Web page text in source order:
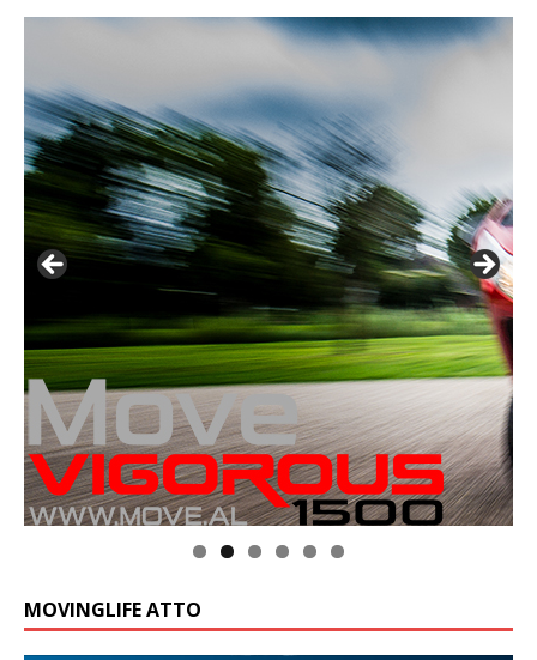
MOVINGLIFE ATTO